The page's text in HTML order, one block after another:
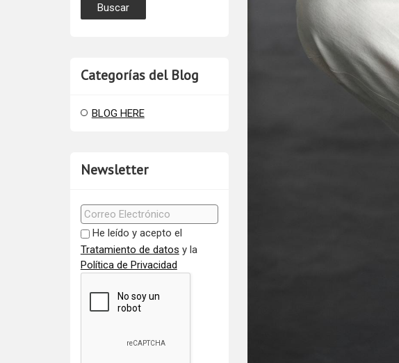
Categorías del Blog
BLOG HERE
Newsletter
He leído y acepto el
Tratamiento de datos y la
Política de Privacidad